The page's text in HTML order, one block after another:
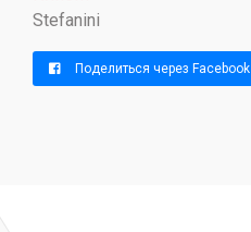
Stefanini
Поделиться через Facebook